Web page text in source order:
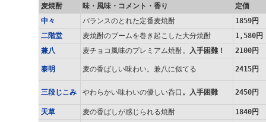
麦焼酎 味・風味・コメント・香り
定価
中々
バランスのとれた定番麦焼酎
1859円
二階堂
麦焼酎のブームを巻き起こした大分焼酎
1,580円
兼八
麦チョコ風味のプレミアム焼酎。 入手困難！ 2100円
泰明 麦の香ばしい味わい。兼八に似てる 2415円
三段じこみ やわらかい味わいの優しい呑口 。入手困難 2450円
天草 麦の香ばしが感じられる焼酎
1840円